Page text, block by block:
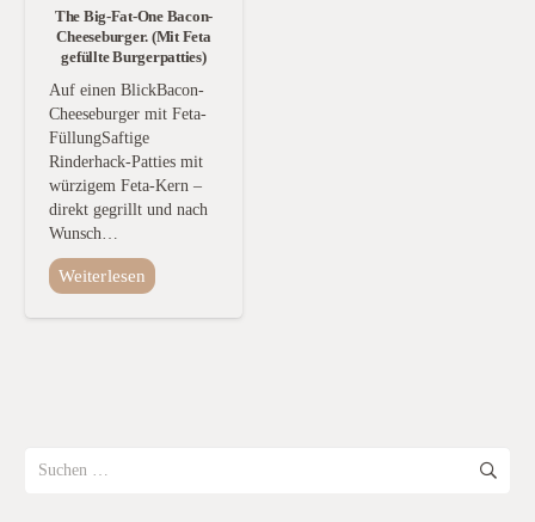
The Big-Fat-One Bacon-
Cheeseburger. (Mit Feta
gefüllte Burgerpatties)
Auf einen BlickBacon-
Cheeseburger mit Feta-
FüllungSaftige
Rinderhack-Patties mit
würzigem Feta-Kern –
direkt gegrillt und nach
Wunsch…
Weiterlesen
nach: